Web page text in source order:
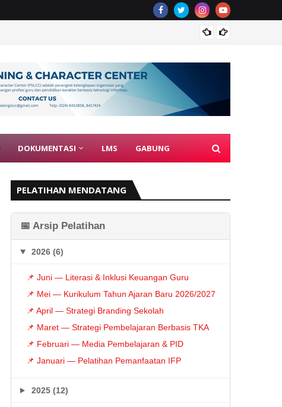
DOKUMENTASI LMS GABUNG
PELATIHAN MENDATANG
📅 Arsip Pelatihan
2026 (6)
📌 Juni — Literasi & Inklusi Keuangan Guru
📌 Mei — Kurikulum Tahun Ajaran Baru 2026/2027
📌 April — Strategi Branding Sekolah
📌 Maret — Strategi Pembelajaran Berbasis TKA
📌 Februari — Media Pembelajaran & PID
📌 Januari — Pelatihan Pemanfaatan IFP
2025 (12)